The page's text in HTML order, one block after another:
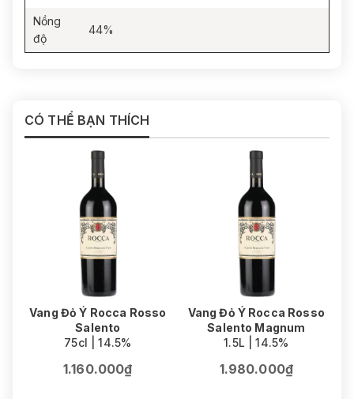
Nồng
độ
44%
CÓ THỂ BẠN THÍCH
Vang Đỏ Ý Rocca Rosso
Salento
75cl | 14.5%
1.160.000₫
Vang Đỏ Ý Rocca Rosso
Salento Magnum
1.5L | 14.5%
1.980.000₫